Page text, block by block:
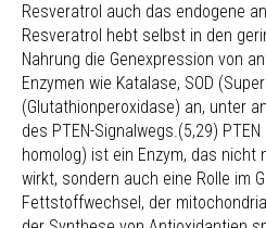
Resveratrol auch das endogene
Resveratrol hebt selbst in den
Nahrung die Genexpression von
Enzymen wie Katalase, SOD
(Glutathionperoxidase) an, unter
des PTEN-Signalwegs.(5,29)
homolog) ist ein Enzym, das nicht
wirkt, sondern auch eine Rolle im
Fettstoffwechsel, der